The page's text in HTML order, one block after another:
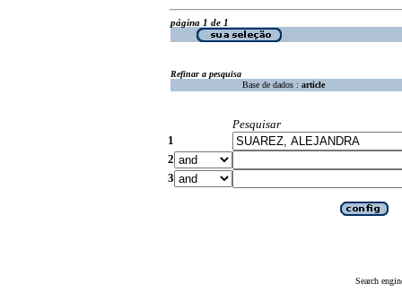
página 1 de 1
Refinar a pesquisa
Base de dados : article
Pesquisar
1
2
3
Search